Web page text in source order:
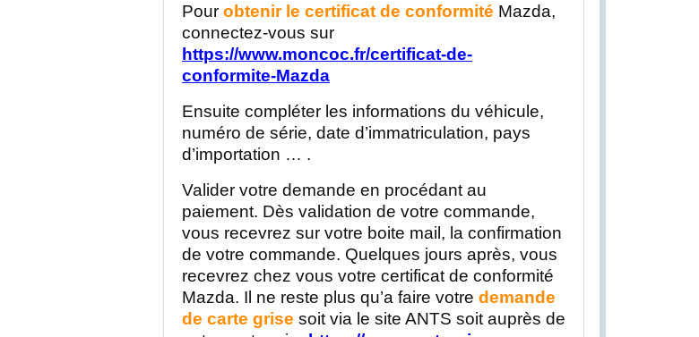
Pour obtenir le certificat de conformité Mazda,
connectez-vous sur
https://www.moncoc.fr/certificat-de-
conformite-Mazda
Ensuite compléter les informations du véhicule,
numéro de série, date d’immatriculation, pays
d’importation … .
Valider votre demande en procédant au
paiement. Dès validation de votre commande,
vous recevrez sur votre boite mail, la confirmation
de votre commande. Quelques jours après, vous
recevrez chez vous votre certificat de conformité
Mazda. Il ne reste plus qu’a faire votre demande
de carte grise soit via le site ANTS soit auprès de